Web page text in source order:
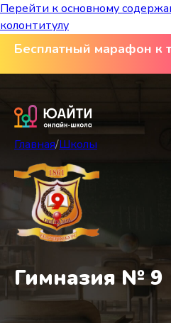
Перейти к основному
колонтитулу
Бесплатный марафон к
Главная/Школы
Гимназия № 9